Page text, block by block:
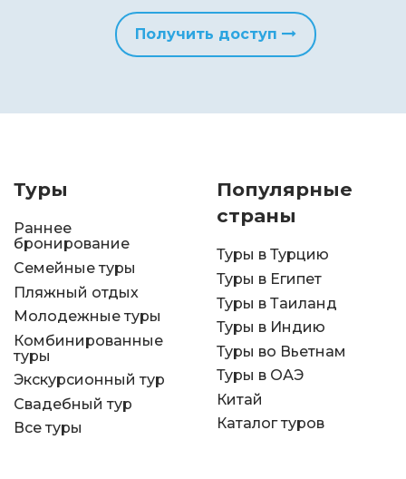
Получить доступ
Туры
Раннее
бронирование
Семейные туры
Пляжный отдых
Молодежные туры
Комбинированные
туры
Экскурсионный тур
Свадебный тур
Все туры
Популярные
страны
Туры в Турцию
Туры в Египет
Туры в Таиланд
Туры в Индию
Туры во Вьетнам
Туры в ОАЭ
Китай
Каталог туров